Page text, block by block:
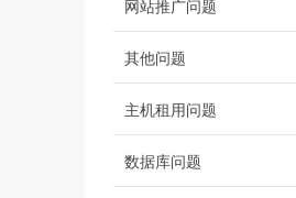
网站推广问题
其他问题
主机租用问题
数据库问题